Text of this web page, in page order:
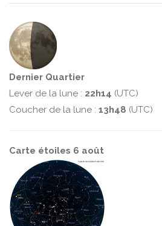
Dernier Quartier
Lever de la lune : 22h14 (UTC)
Coucher de la lune : 13h48 (UTC)
Carte étoiles 6 août